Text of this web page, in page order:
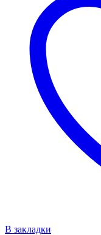
В закладки